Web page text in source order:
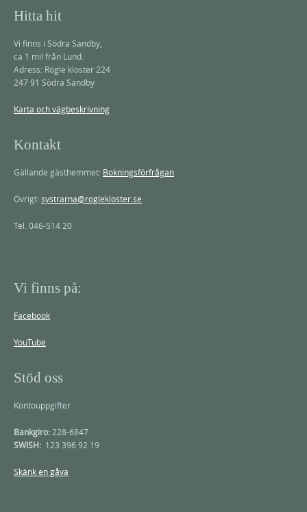
Hitta hit
Vi finns i Södra Sandby,
ca 1 mil från Lund.
Adress: Rögle kloster 224
247 91 Södra Sandby
Karta och vägbeskrivning
Kontakt
Gällande gästhemmet: Bokningsförfrågan
Övrigt: systrarna@roglekloster.se
Tel. 046-514 20
Vi finns på:
Facebook
YouTube
Stöd oss
Kontouppgifter
Bankgiro: 228-6847
SWISH: 123 396 92 19
Skänk en gåva